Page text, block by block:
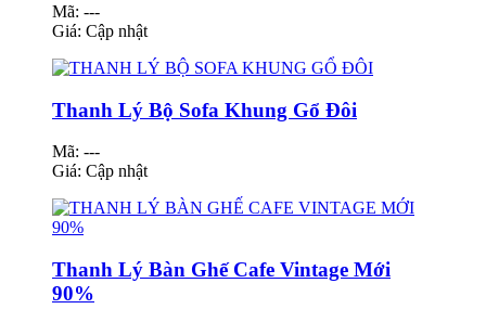
Mã: ---
Giá: Cập nhật
Thanh Lý Bộ Sofa Khung Gổ Đôi
Mã: ---
Giá: Cập nhật
Thanh Lý Bàn Ghế Cafe Vintage Mới
90%